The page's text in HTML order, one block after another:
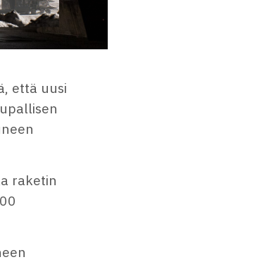
että uusi
raketin